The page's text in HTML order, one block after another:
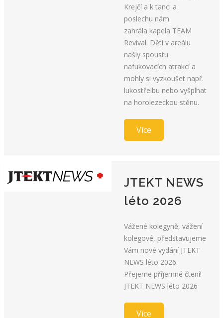
Krejčí a k tanci a
poslechu nám
zahrála kapela TEAM
Revival. Děti v areálu
našly spoustu
nafukovacích atrakcí a
mohly si vyzkoušet např.
lukostřelbu nebo vyšplhat
na horolezeckou stěnu.
Více
JTEKT NEWS
léto 2026
Vážené kolegyně, vážení
kolegové, představujeme
Vám nové vydání JTEKT
NEWS léto 2026.
Přejeme příjemné čtení!
JTEKT NEWS léto 2026
Více